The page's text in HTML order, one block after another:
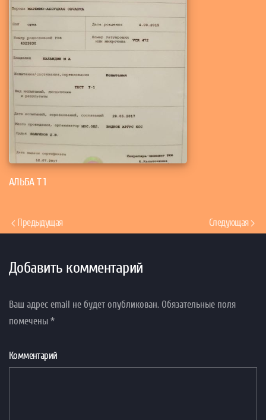
АЛЬБА Т 1
Предыдущая Следующая
Добавить комментарий
Ваш адрес email не будет опубликован. Обязательные поля
помечены *
Комментарий